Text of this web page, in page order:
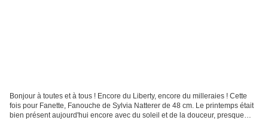
Bonjour à toutes et à tous ! Encore du Liberty, encore du milleraies ! Cette
fois pour Fanette, Fanouche de Sylvia Natterer de 48 cm. Le printemps était
bien présent aujourd'hui encore avec du soleil et de la douceur, presque